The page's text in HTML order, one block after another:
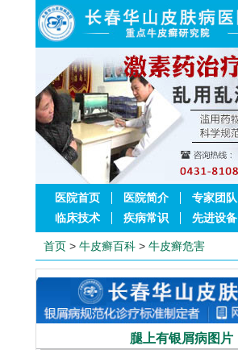
医院首页 医院简介 专家团队
临床技术
疾病常识 先进设备
首页 > 牛皮癣百科 > 牛皮癣危害
腿上有银屑病图片